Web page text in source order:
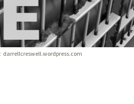
darrellcreswell.wordpress.com